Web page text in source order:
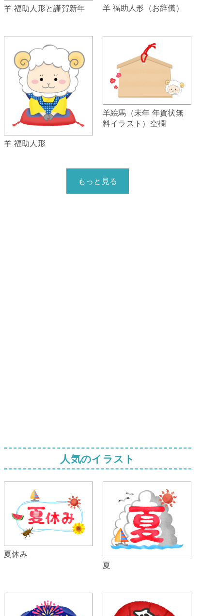
羊 福助人形と謹賀新年 羊 福助人形（お辞儀）
羊 福助人形
羊絵馬（未年 年賀状無
料イラスト）空欄
もっと見る
人気のイラスト
夏休み
夏